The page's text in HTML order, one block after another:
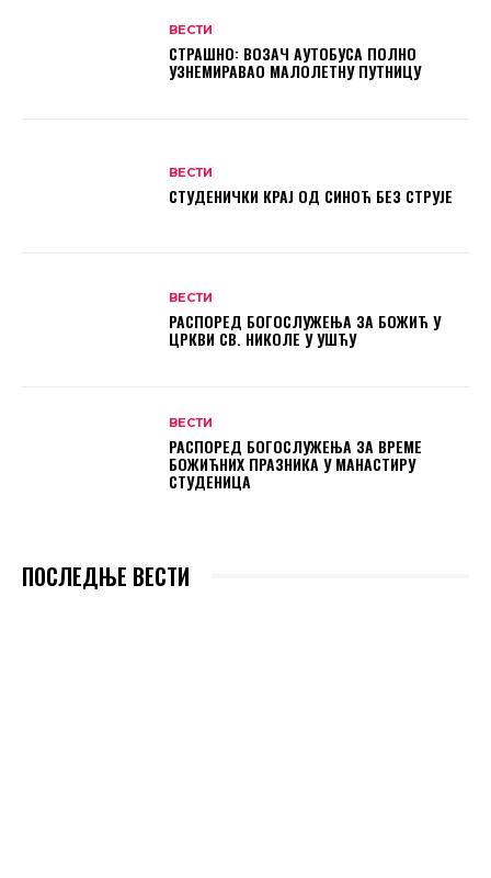
ВЕСТИ
СТРАШНО: ВОЗАЧ АУТОБУСА ПОЛНО
УЗНЕМИРАВАО МАЛОЛЕТНУ ПУТНИЦУ
ВЕСТИ
СТУДЕНИЧКИ КРАЈ ОД СИНОЋ БЕЗ СТРУЈЕ
ВЕСТИ
РАСПОРЕД БОГОСЛУЖЕЊА ЗА БОЖИЋ У
ЦРКВИ СВ. НИКОЛЕ У УШЋУ
ВЕСТИ
РАСПОРЕД БОГОСЛУЖЕЊА ЗА ВРЕМЕ
БОЖИЋНИХ ПРАЗНИКА У МАНАСТИРУ
СТУДЕНИЦА
ПОСЛЕДЊЕ ВЕСТИ